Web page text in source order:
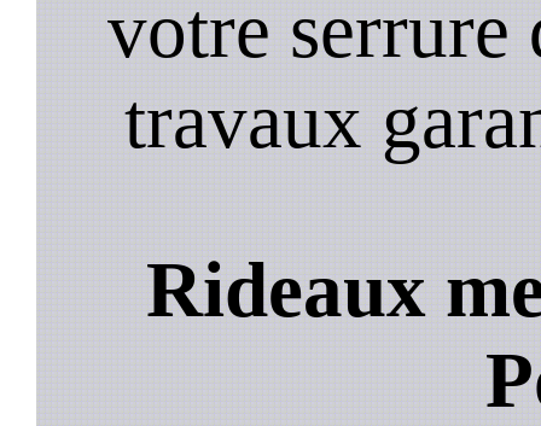
votre serrure
travaux
Rideaux